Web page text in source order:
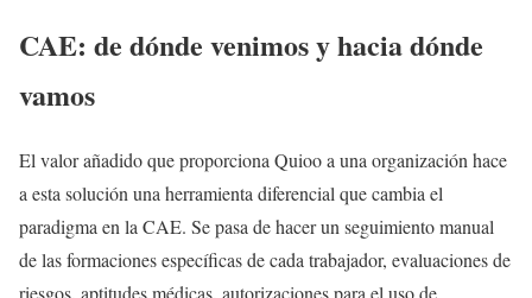
CAE: de dónde venimos y hacia dónde
vamos
El valor añadido que proporciona Quioo a una organización hace
a esta solución una herramienta diferencial que cambia el
paradigma en la CAE. Se pasa de hacer un seguimiento manual
de las formaciones específicas de cada trabajador, evaluaciones de
riesgos, aptitudes médicas, autorizaciones para el uso de